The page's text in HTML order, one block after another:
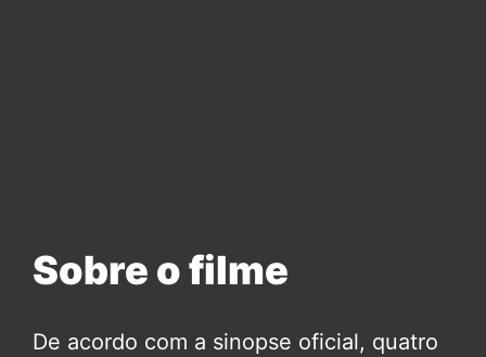
Sobre o filme
De acordo com a sinopse oficial, quatro